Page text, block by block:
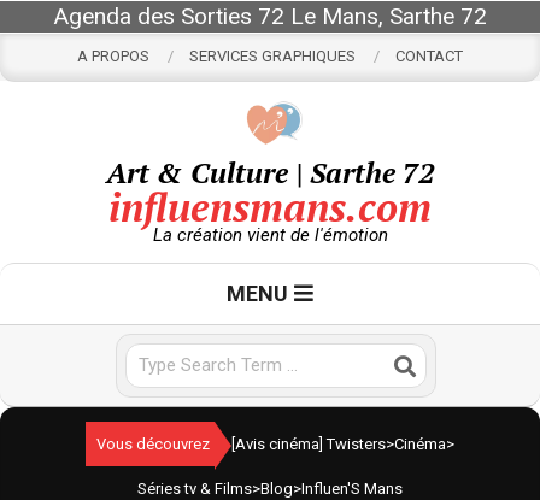
content
Agenda des Sorties 72 Le Mans, Sarthe 72
A PROPOS SERVICES GRAPHIQUES CONTACT
Art & Culture | Sarthe 72
influensmans.com
La création vient de l'émotion
MENU
Vous découvrez [Avis cinéma] Twisters>Cinéma>
Séries tv & Films>Blog>Influen'S Mans